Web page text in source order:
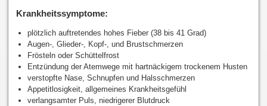
Krankheitssymptome:
plötzlich auftretendes hohes Fieber (38 bis 41 Grad)
Augen-, Glieder-, Kopf-, und Brustschmerzen
Frösteln oder Schüttelfrost
Entzündung der Atemwege mit hartnäckigem trockenem Husten
verstopfte Nase, Schnupfen und Halsschmerzen
Appetitlosigkeit, allgemeines Krankheitsgefühl
verlangsamter Puls, niedrigerer Blutdruck